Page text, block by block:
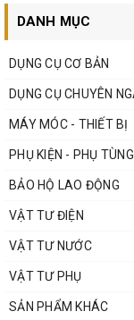
DANH MỤC
DỤNG CỤ CƠ BẢN
DỤNG CỤ CHUYÊN
MÁY MÓC - THIẾT BỊ
PHỤ KIỆN - PHỤ
BẢO HỘ LAO ĐỘNG
VẬT TƯ ĐIỆN
VẬT TƯ NƯỚC
VẬT TƯ PHỤ
SẢN PHẨM KHÁC